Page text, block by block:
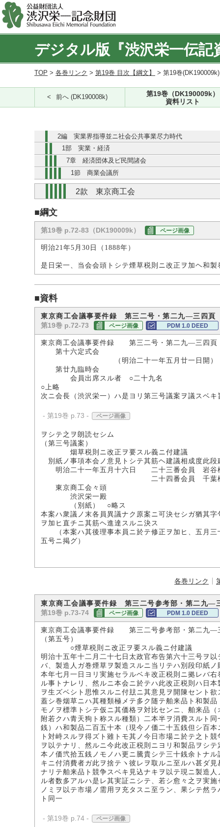
デジタル版『渋沢栄一伝記
TOP > 各巻リンク > 第19巻 目次【綱文】 > 第19巻
前へ (DK190008k)
第19巻（DK190009k）
資料リスト
2編 実業界指導並ニ社会公共事業尽力時代
1部 実業・経済
7章 経済団体及ビ民間諸会
1節 商業会議所
2款 東京商工会
■綱文
第19巻 p.72-83（DK190009k） ページ画像
明治21年5月30日（1888年）
是日栄一、当会会頭トシテ煙草税則ニ改正ヲ加ヘ和
■資料
東京商工会議事要件録 第三二号・第二九―三四頁
第19巻 p.72-73 ページ画像 PDM 1.0 DEED
東京商工会議事要件録 第三二号・第二九―三四頁
第十六定式会
（明治二十一年五月廿一日開）
第廿九臨時会
会員出席スル者 ○二十九名
○上略
次ニ会長（渋沢栄一）ハ是ヨリ第三号議案ヲ議スベキ
- 第19巻 p.73 - ページ画像
ヲシテ之ヲ朗読セシム
（第三号議案）
烟草税則ニ改正ヲ要スル義ニ付建議
別紙ノ事項本会ノ意見トシテ其筋ヘ建議相成度此段
明治二十一年五月十六日 二十三番会員 岩谷
二十四番会員 千葉松
東京商工会々頭
渋沢栄一殿
（別紙） ○略ス
本案ハ衆議ノ末各員異議ナク原案ニ可決セシガ猶其
ヲ加ヒ直チニ其筋ヘ進達スルニ決ス
（本案ハ其後理事本員ニ於テ修正ヲ加ヒ、五月三
五号ニ掲グ）
各巻リンク
東京商工会議事要件録 第三二号参考部・第二九―
第19巻 p.73-74 ページ画像 PDM 1.0 DEED
東京商工会議事要件録 第三二号参考部・第二九―
（第五号）
○煙草税則ニ改正ヲ要スル義ニ付建議
明治十五年十二月二十七日太政官布告第六十三号ヲ
バ、製造人ガ巻煙草ヲ製造スルニ当リテハ別段印紙
本年七月一日ヨリ実施セラルベキ改正税則ニ拠レバ
ル事トナレリ、然ルニ本会ニ於テハ此改正税則ハ日
ヲ生ズベシト思惟スルニ付玆ニ其意見ヲ開陳セント欲
蓋シ巻烟草ニハ其種類極メテ多ク随テ舶来品ト和製
モノヲ標準トシテ仮ニ其価格ヲ対比センニ、舶来品
附若クハ青天狗ト称スル種類）二本半ヲ消費スルト
銭）ハ和製品二百五十本（現今ノ価二十五銭但シ百
ト対峙スルヲ得ズト雖トモ其ノ今日市場ニ於テ之ト
ヲ以テナリ、然ルニ今此改正税則ニヨリ和製品ヲシ
本ノ価弐拾五銭ノモノハ更ニ騰貴シテ三十銭余トナ
キニ付消費者ガ此ヲ捨テヽ彼レヲ取ルニ至ルハ甚ダ
ナリテ舶来品ト競争スベキ見込ナキヲ以テ現ニ製造
ル者数多アルハ是レ其実証ニシテ、若シ愈々之ヲ実
ノミヲ以テ市場ノ需用ヲ充タスニ至ラン、果シテ然
ト同一
- 第19巻 p.74 - ページ画像